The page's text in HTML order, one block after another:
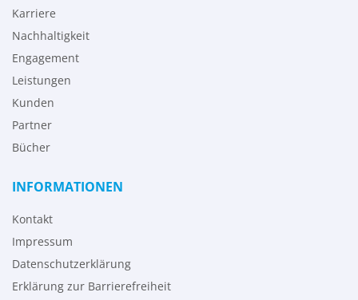
Karriere
Nachhaltigkeit
Engagement
Leistungen
Kunden
Partner
Bücher
INFORMATIONEN
Kontakt
Impressum
Datenschutzerklärung
Erklärung zur Barrierefreiheit